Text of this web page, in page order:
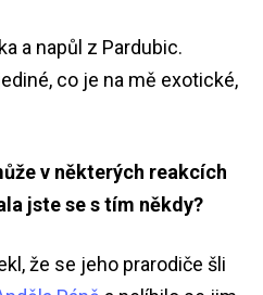
a napůl z Pardubic.
co je na mě exotické,
v některých reakcích
jste se s tím někdy?
že se jeho prarodiče šli